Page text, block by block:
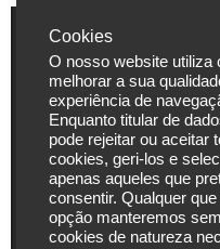
LASERBUILD
Rua Coronel Carlos
Moreira, 825
4470-580 Moreira |
Maia
Portugal
Tel. (+351) 229 480
Cookies
O nosso website utiliza
melhorar a sua
experiência de
Enquanto titular de
pode rejeitar ou aceitar
cookies, geri-los e
apenas aqueles que
consentir. Qualquer
opção manteremos
cookies de natureza